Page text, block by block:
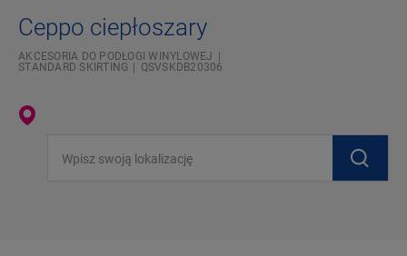
Ceppo ciepłoszary
AKCESORIA DO PODŁOGI WINYLOWEJ
STANDARD SKIRTING
QSVSKDB20306